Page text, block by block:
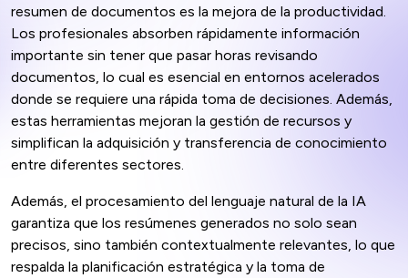
resumen de documentos es la mejora de la productividad.
Los profesionales absorben rápidamente información
importante sin tener que pasar horas revisando
documentos, lo cual es esencial en entornos acelerados
donde se requiere una rápida toma de decisiones. Además,
estas herramientas mejoran la gestión de recursos y
simplifican la adquisición y transferencia de conocimiento
entre diferentes sectores.
Además, el procesamiento del lenguaje natural de la IA
garantiza que los resúmenes generados no solo sean
precisos, sino también contextualmente relevantes, lo que
respalda la planificación estratégica y la toma de